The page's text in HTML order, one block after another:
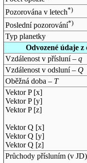
Pozorována v letech*)
Poslední pozorování*)
Typ planetky
Odvozené údaje
Vzdálenost v přísluní – q
Vzdálenost v odsluní – Q
Oběžná doba – T
Vektor P [x]
Vektor P [y]
Vektor P [z]
Vektor Q [x]
Vektor Q [y]
Vektor Q [z]
Průchody přísluním (v JD)